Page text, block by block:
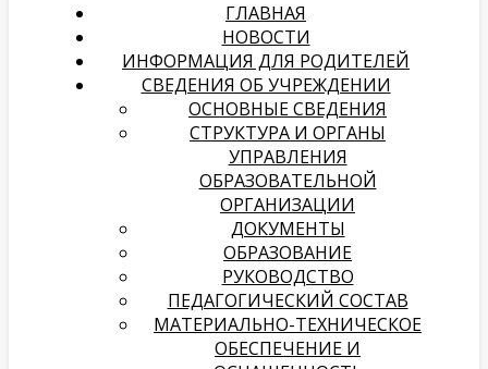
ГЛАВНАЯ
НОВОСТИ
ИНФОРМАЦИЯ ДЛЯ РОДИТЕЛЕЙ
СВЕДЕНИЯ ОБ УЧРЕЖДЕНИИ
ОСНОВНЫЕ СВЕДЕНИЯ
СТРУКТУРА И ОРГАНЫ
УПРАВЛЕНИЯ
ОБРАЗОВАТЕЛЬНОЙ
ОРГАНИЗАЦИИ
ДОКУМЕНТЫ
ОБРАЗОВАНИЕ
РУКОВОДСТВО
ПЕДАГОГИЧЕСКИЙ СОСТАВ
МАТЕРИАЛЬНО-ТЕХНИЧЕСКОЕ
ОБЕСПЕЧЕНИЕ И